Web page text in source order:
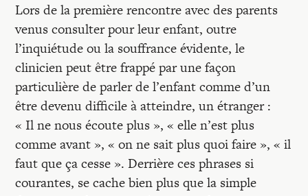
Blocs-notes
Recherches
Entretiens
Revues
Lors de la première rencontre avec des parents
venus consulter pour leur enfant, outre
l’inquiétude ou la souffrance évidente, le
clinicien peut être frappé par une façon
particulière de parler de l’enfant comme d’un
être devenu difficile à atteindre, un étranger :
« Il ne nous écoute plus », « elle n’est plus
comme avant », « on ne sait plus quoi faire », « il
faut que ça cesse ». Derrière ces phrases si
courantes, se cache bien plus que la simple